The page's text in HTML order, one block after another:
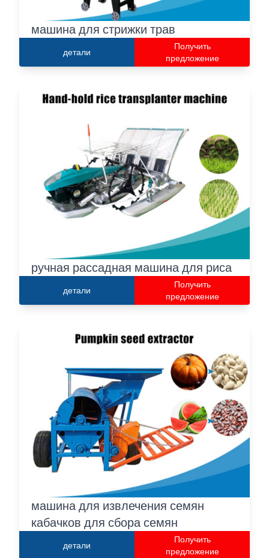
машина для стрижки трав
детали
Получить
предложение
ручная рассадная машина для риса
детали
Получить
предложение
машина для извлечения семян
кабачков для сбора семян
детали
Получить
предложение